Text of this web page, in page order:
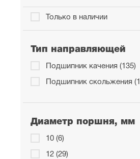
Только в наличии
Тип направляющей
Подшипник качения (135)
Подшипник скольжения
Диаметр поршня, мм
10 (6)
12 (29)